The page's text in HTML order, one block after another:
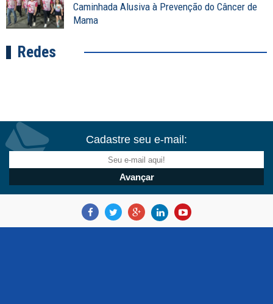
Caminhada Alusiva à Prevenção do Câncer de
Mama
Redes
Cadastre seu e-mail: